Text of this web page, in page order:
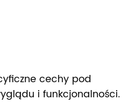
cechy pod
i funkcjonalności.